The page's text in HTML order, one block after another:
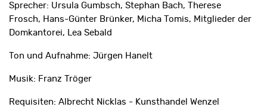
Sprecher: Ursula Gumbsch, Stephan Bach, Therese
Frosch, Hans-Günter Brünker, Micha Tomis, Mitglieder der
Domkantorei, Lea Sebald
Ton und Aufnahme: Jürgen Hanelt
Musik: Franz Tröger
Requisiten: Albrecht Nicklas - Kunsthandel Wenzel